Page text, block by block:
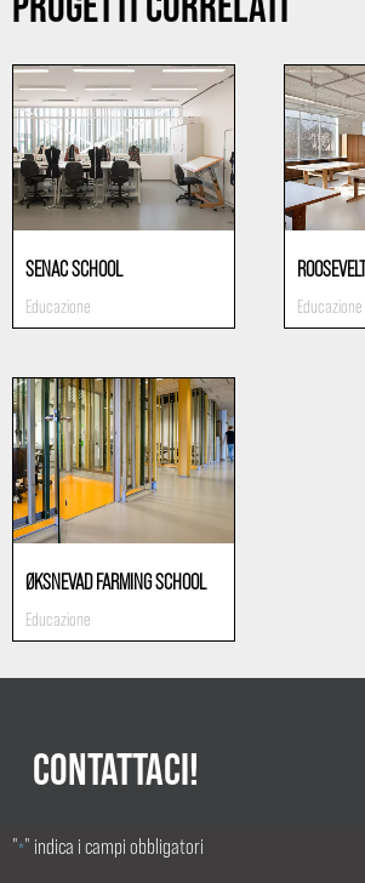
SENAC SCHOOL
Educazione Educazione
ØKSNEVAD FARMING SCHOOL
Educazione
CONTATTACI!
"*" indica i campi obbligatori